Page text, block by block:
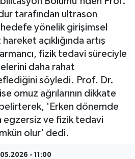
tarafından ultrason
yönelik girişimsel
açıklığında artış
fizik tedavi süreciyle
daha rahat
söyledi. Prof. Dr.
omuz ağrılarının dikkate
belirterek, 'Erken dönemde
egzersiz ve fizik tedavi
olur' dedi.
- 11:00